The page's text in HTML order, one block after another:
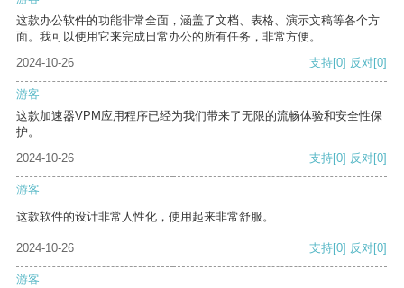
这款办公软件的功能非常全面，涵盖了文档、表格、演示文稿等各个方
面。我可以使用它来完成日常办公的所有任务，非常方便。
2024-10-26
支持[0] 反对[0]
游客
这款加速器VPM应用程序已经为我们带来了无限的流畅体验和安全性保
护。
2024-10-26
支持[0] 反对[0]
游客
这款软件的设计非常人性化，使用起来非常舒服。
2024-10-26 支持[0] 反对[0]
游客